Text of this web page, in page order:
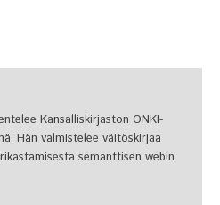
Kansalliskirjaston ONKI-
Hän valmistelee väitöskirjaa
semanttisen webin